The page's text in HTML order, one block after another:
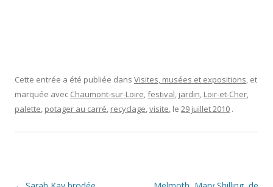
Cette entrée a été publiée dans Visites, musées et expositions, et
marquée avec Chaumont-sur-Loire,festival, jardin, Loir-et-Cher,
palette, potager au carré, recyclage,visite, le 29 juillet 2010 .